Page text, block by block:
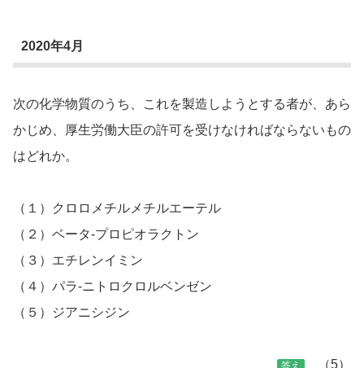
2020年4月
次の化学物質のうち、これを製造しようとする者が、あら
かじめ、厚生労働大臣の許可を受けなければならないもの
はどれか。
（１）クロロメチルメチルエーテル
（２）ベータ-プロピオラクトン
（３）エチレンイミン
（４）パラ-ニトロクロルベンゼン
（５）ジアニシジン
答え （5）